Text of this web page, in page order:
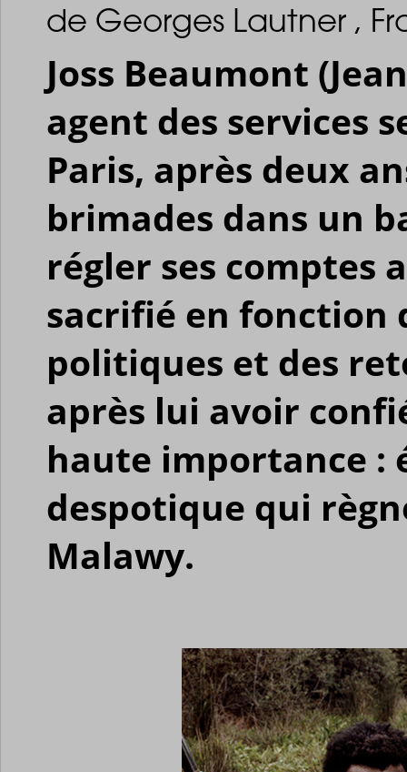
de Georges Lautner ,
Joss Beaumont
agent des services
Paris, après deux
brimades dans un
régler ses comptes
sacrifié en fonction
politiques et des
après lui avoir
haute importance :
despotique qui
Malawy.